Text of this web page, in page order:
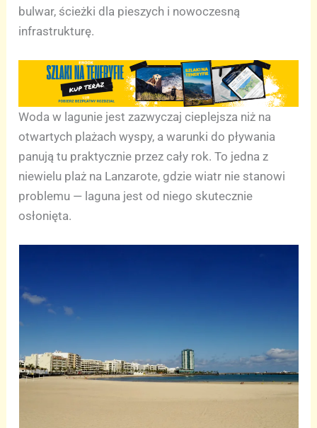
bulwar, ścieżki dla pieszych i nowoczesną
infrastrukturę.
Woda w lagunie jest zazwyczaj cieplejsza niż na
otwartych plażach wyspy, a warunki do pływania
panują tu praktycznie przez cały rok. To jedna z
niewielu plaż na Lanzarote, gdzie wiatr nie stanowi
problemu — laguna jest od niego skutecznie
osłonięta.